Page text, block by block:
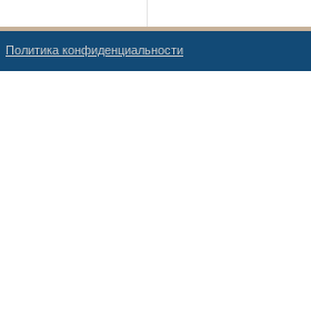
Политика конфиденциальности